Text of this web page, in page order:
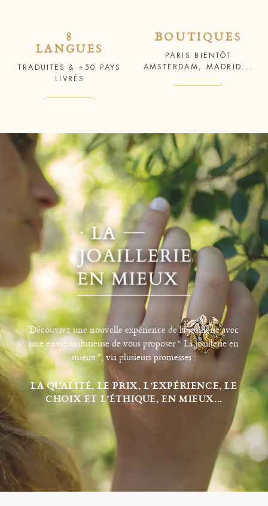
8
LANGUES
TRADUITES & +50 PAYS
LIVRÉS
BOUTIQUES
PARIS BIENTÔT
AMSTERDAM, MADRID...
Découvrez une nouvelle expérience de la joaillerie avec
une envie ambitieuse de vous proposer “ La joaillerie en
mieux ”, via plusieurs promesses :
LA QUALITÉ, LE PRIX, L’EXPÉRIENCE, LE
CHOIX ET L’ÉTHIQUE, EN MIEUX...